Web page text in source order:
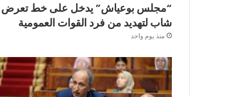
“مجلس بوعياش” يدخل على خط تعرض
شاب لتهديد من فرد القوات العمومية
منذ يوم واحد